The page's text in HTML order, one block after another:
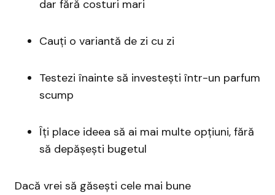
dar fără costuri mari
Cauți o variantă de zi cu zi
Testezi înainte să investești într-un parfum
scump
Îți place ideea să ai mai multe opțiuni, fără
să depășești bugetul
Dacă vrei să găsești cele mai bune